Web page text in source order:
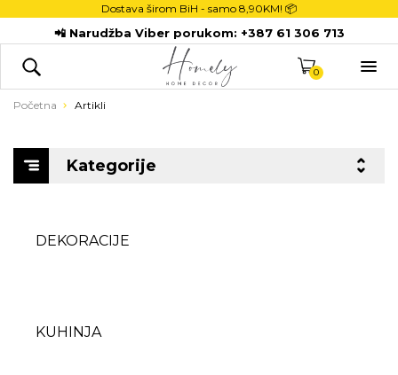
Dostava širom BiH - samo 8,90KM! 📦
📲 Narudžba Viber porukom: +387 61 306 713
0 
POČETNA
DEKORACIJE
KUHINJA
TEKSTIL
KUPATILO
ODLAGANJE
Početna Artikli
Kategorije
DEKORACIJE
KUHINJA